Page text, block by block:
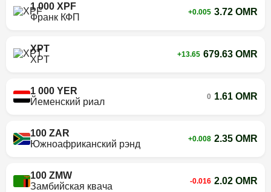
1 000 XPF
Франк КФП
+0.005 3.72 OMR
XPT
XPT
+13.65 679.63 OMR
1 000 YER
Йеменский риал
0 1.61 OMR
100 ZAR
Южноафриканский рэнд
+0.008 2.35 OMR
100 ZMW
Замбийская квача
-0.016 2.02 OMR